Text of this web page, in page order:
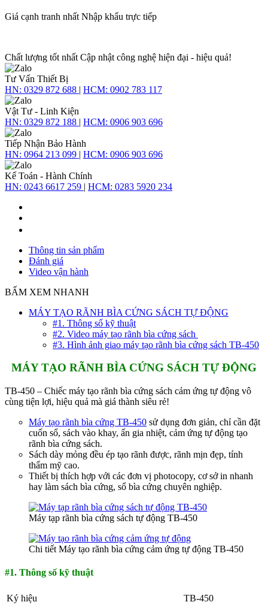
Giá cạnh tranh nhất Nhập khẩu trực tiếp
Chất lượng tốt nhất Cập nhật công nghệ hiện đại - hiệu quả!
Tư Vấn Thiết Bị
HN: 0329 872 688 | HCM: 0902 783 117
Vật Tư - Linh Kiện
HN: 0329 872 188 | HCM: 0906 903 696
Tiếp Nhận Bảo Hành
HN: 0964 213 099 | HCM: 0906 903 696
Kế Toán - Hành Chính
HN: 0243 6617 259 | HCM: 0283 5920 234
Thông tin sản phẩm
Đánh giá
Video vận hành
BẤM XEM NHANH
MÁY TẠO RÃNH BÌA CỨNG SÁCH TỰ ĐỘNG
#1. Thông số kỹ thuật
#2. Video máy tạo rãnh bìa cứng sách
#3. Hình ảnh giao máy tạo rãnh bìa cứng sách TB-450
MÁY TẠO RÃNH BÌA CỨNG SÁCH TỰ ĐỘNG
TB-450 – Chiếc máy tạo rãnh bìa cứng sách cảm ứng tự động vô
cùng tiện lợi, hiệu quả mà giá thành siêu rẻ!
Máy tạo rãnh bìa cứng TB-450 sử dụng đơn giản, chỉ cần đặt
cuốn sổ, sách vào khay, ấn gia nhiệt, cảm ứng tự động tạo
rãnh bìa cứng sách.
Sách dày mỏng đều ép tạo rãnh được, rãnh mịn đẹp, tính
thẩm mỹ cao.
Thiết bị thích hợp với các đơn vị photocopy, cơ sở in nhanh
hay làm sách bìa cứng, sổ bìa cứng chuyên nghiệp.
Máy tạp rãnh bìa cứng sách tự động TB-450
Chi tiết Máy tạo rãnh bìa cứng cảm ứng tự động TB-450
#1. Thông số kỹ thuật
Ký hiệu
TB-450